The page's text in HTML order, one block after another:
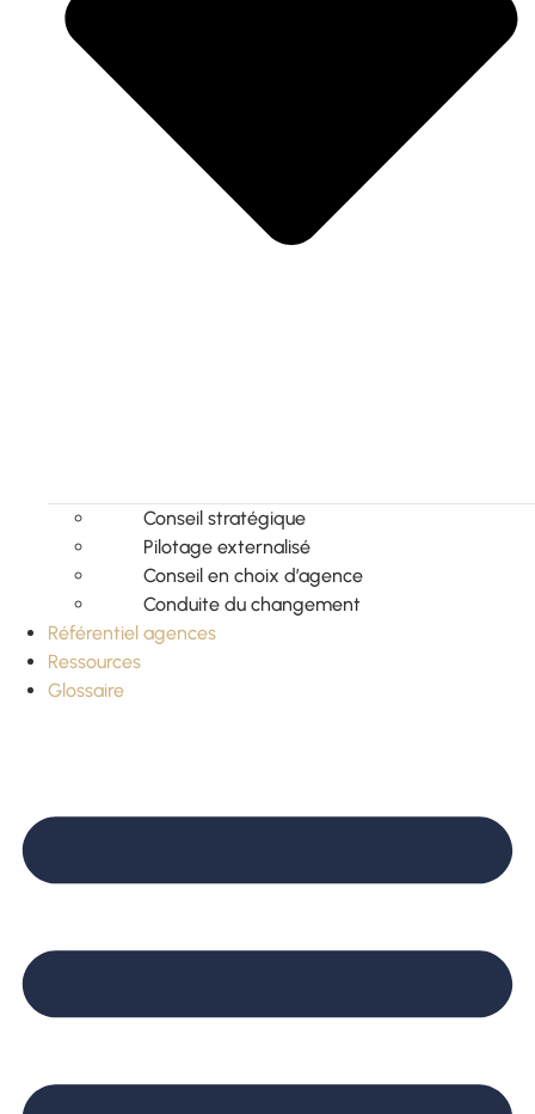
Conseil stratégique
Pilotage externalisé
Conseil en choix d’agence
Conduite du changement
Référentiel agences
Ressources
Glossaire